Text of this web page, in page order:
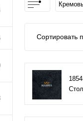
Сортировать